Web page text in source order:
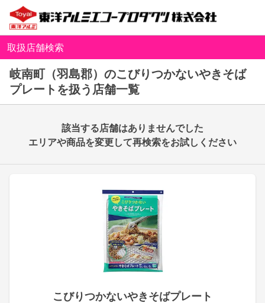
取扱店舗検索
岐南町（羽島郡）のこびりつかないやきそば
プレートを扱う店舗一覧
こびりつかないやきそばプレート
該当する店舗はありませんでした
エリアや商品を変更して再検索をお試しください